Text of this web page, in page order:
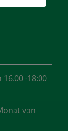
-18:00
von